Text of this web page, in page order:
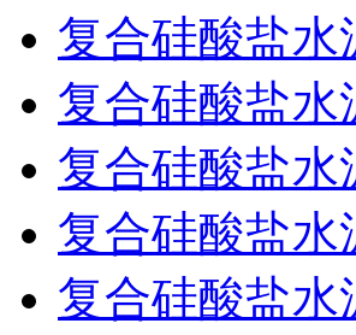
复合硅酸盐水
复合硅酸盐水
复合硅酸盐水
复合硅酸盐水
复合硅酸盐水